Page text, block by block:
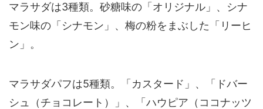
マラサダは3種類。砂糖味の「オリジナル」、シナ
モン味の「シナモン」、梅の粉をまぶした「リーヒ
ン」。
マラサダパフは5種類。「カスタード」、「ドバー
シュ（チョコレート）」、「ハウピア（ココナッツ